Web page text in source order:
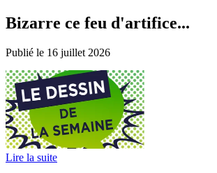
Bizarre ce feu d'artifice...
Publié le 16 juillet 2026
Lire la suite